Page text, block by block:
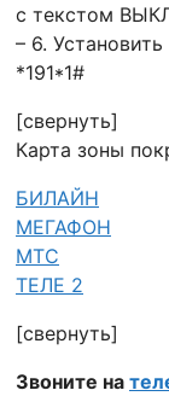
с текстом
– 6.
*191*1#
[свернуть]
Карта зоны
БИЛАЙН
МЕГАФОН
МТС
ТЕЛЕ 2
[свернуть]
Звоните на